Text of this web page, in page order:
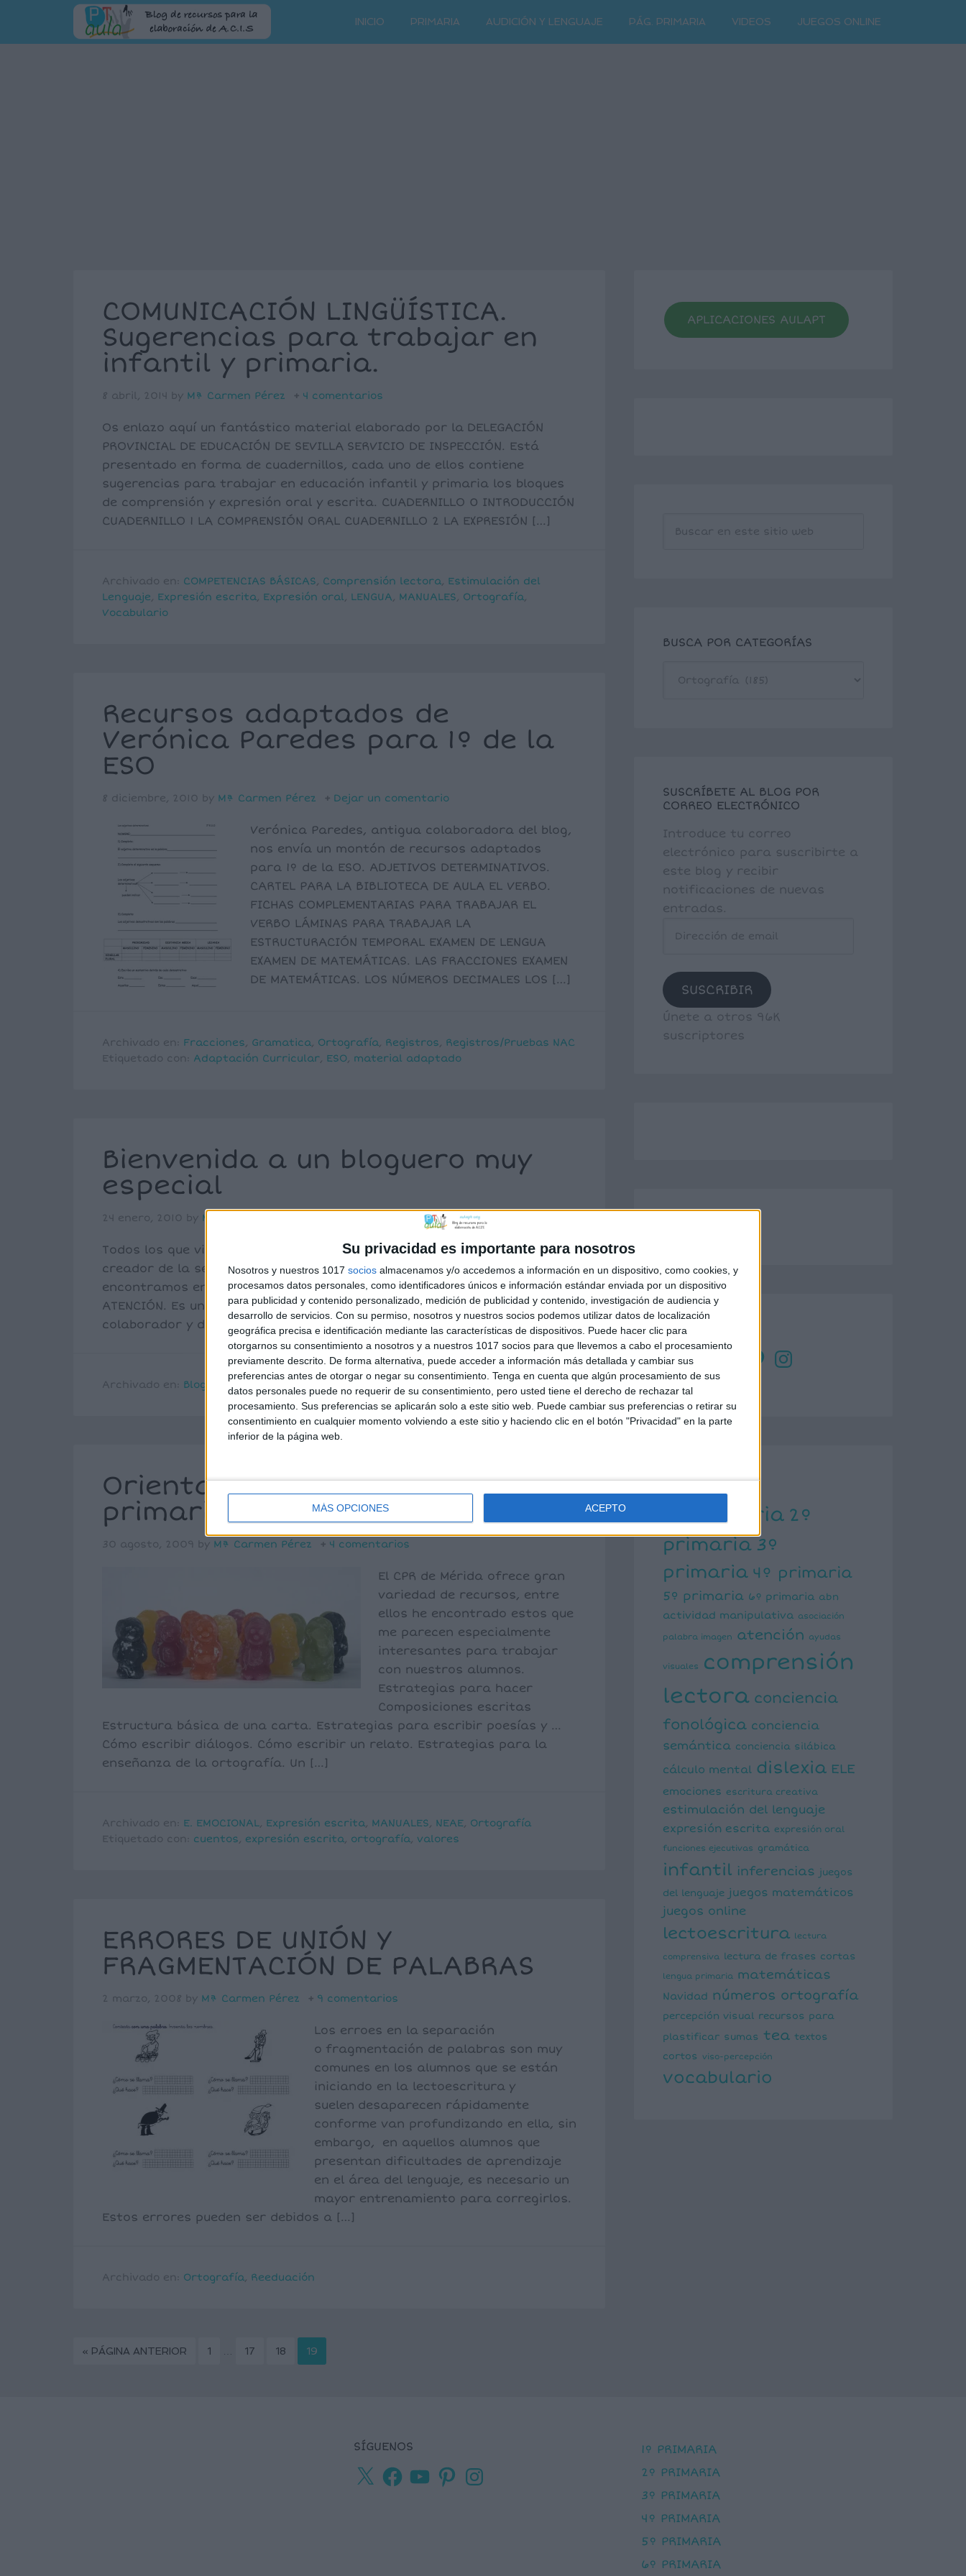
Su privacidad es importante para nosotros
Nosotros y nuestros 1017 socios almacenamos y/o accedemos a información en un dispositivo, como cookies, y
procesamos datos personales, como identificadores únicos e información estándar enviada por un dispositivo
para publicidad y contenido personalizado, medición de publicidad y contenido, investigación de audiencia y
desarrollo de servicios. Con su permiso, nosotros y nuestros socios podemos utilizar datos de localización
geográfica precisa e identificación mediante las características de dispositivos. Puede hacer clic para
otorgarnos su consentimiento a nosotros y a nuestros 1017 socios para que llevemos a cabo el procesamiento
previamente descrito. De forma alternativa, puede acceder a información más detallada y cambiar sus
preferencias antes de otorgar o negar su consentimiento. Tenga en cuenta que algún procesamiento de sus
datos personales puede no requerir de su consentimiento, pero usted tiene el derecho de rechazar tal
procesamiento. Sus preferencias se aplicarán solo a este sitio web. Puede cambiar sus preferencias o retirar su
consentimiento en cualquier momento volviendo a este sitio y haciendo clic en el botón "Privacidad" en la parte
inferior de la página web.
MÁS OPCIONES ACEPTO
INICIO PRIMARIA AUDICIÓN Y LENGUAJE PÁG. PRIMARIA VIDEOS JUEGOS ONLINE
COMUNICACIÓN LINGÜÍSTICA.
Sugerencias para trabajar en
infantil y primaria.
8 abril, 2014 by Mª Carmen Pérez 4 comentarios
Os enlazo aquí un fantástico material elaborado por la DELEGACIÓN
PROVINCIAL DE EDUCACIÓN DE SEVILLA SERVICIO DE INSPECCIÓN. Está
presentado en forma de cuadernillos, cada uno de ellos contiene
sugerencias para trabajar en educación infantil y primaria los bloques
de comprensión y expresión oral y escrita. CUADERNILLO 0 INTRODUCCIÓN
CUADERNILLO 1 LA COMPRENSIÓN ORAL CUADERNILLO 2 LA EXPRESIÓN […]
Archivado en: COMPETENCIAS BÁSICAS, Comprensión lectora, Estimulación del
Lenguaje, Expresión escrita, Expresión oral, LENGUA, MANUALES, Ortografía,
Vocabulario
Recursos adaptados de
Verónica Paredes para 1º de la
ESO
8 diciembre, 2010 by Mª Carmen Pérez Dejar un comentario
Verónica Paredes, antigua colaboradora del blog,
nos envía un montón de recursos adaptados
para 1º de la ESO. ADJETIVOS DETERMINATIVOS.
CARTEL PARA LA BIBLIOTECA DE AULA EL VERBO.
FICHAS COMPLEMENTARIAS PARA TRABAJAR EL
VERBO LÁMINAS PARA TRABAJAR LA
ESTRUCTURACIÓN TEMPORAL EXAMEN DE LENGUA
EXAMEN DE MATEMÁTICAS. LAS FRACCIONES EXAMEN
DE MATEMÁTICAS. LOS NÚMEROS DECIMALES LOS […]
Archivado en: Fracciones, Gramatica, Ortografía, Registros, Registros/Pruebas NAC
Etiquetado con: Adaptación Curricular, ESO, material adaptado
Bienvenida a un bloguero muy
especial
24 enero, 2010 by Mª Carmen Pérez
Todos los que visitáis este blog conocéis ya a Alberto Abarca Fillat,
creador de la sección A-L y de la mayoría de las aplicaciones que
encontramos en LECTODOWN, así como aplicaciones para trabajar la
ATENCIÓN. Es un orgullo para mí poder contar con él como asesor y
colaborador y desde hoy todos podemos visitar su […]
Archivado en: Blogs y Webs Lectoescritura ,Ortografía
Orientaciones y recursos para
primaria CPR MÉRIDA
30 agosto, 2009 by Mª Carmen Pérez 4 comentarios
El CPR de Mérida ofrece gran
variedad de recursos, entre
ellos he encontrado estos que
me parecen especialmente
interesantes para trabajar
con nuestros alumnos.
Estrategias para hacer
Composiciones escritas
Estructura básica de una carta. Estrategias para escribir poesías y …
Cómo escribir diálogos. Cómo escribir un relato. Estrategias para la
enseñanza de la ortografía. Un […]
Archivado en: E. EMOCIONAL, Expresión escrita, MANUALES, NEAE, Ortografía
Etiquetado con: cuentos, expresión escrita, ortografía, valores
ERRORES DE UNIÓN Y
FRAGMENTACIÓN DE PALABRAS
2 marzo, 2008 by Mª Carmen Pérez 9 comentarios
Los erroes en la separación
o fragmentación de palabras son muy
comunes en los alumnos que se están
iniciando en la lectoescritura y
suelen desaparecen rápidamente
conforme van profundizando en ella, sin
embargo, en aquellos alumnos que
presentan dificultades de aprendizaje
en el área del lenguaje, es necesario un
mayor entrenamiento para corregirlos.
Estos errores pueden ser debidos a […]
Archivado en: Ortografía, Reeduación
« PÁGINA ANTERIOR 1 17 18 19
APLICACIONES AULAPT
BUSCA POR CATEGORÍAS
SUSCRÍBETE AL BLOG POR
CORREO ELECTRÓNICO
Introduce tu correo
electrónico para suscribirte a
este blog y recibir
notificaciones de nuevas
entradas.
SUSCRIBIR
Únete a otros 96K
suscriptores
SÍGUENOS
X
Facebook
YouTubePinterestInstagram
ETIQUETAS
1º primaria 2º
primaria 3º
primaria 4º primaria
5º primaria 6º primaria abn
actividad manipulativa asociación
palabra imagen atención ayudas
visuales
comprensión
lectora conciencia
fonológica conciencia
semántica conciencia silábica
cálculo mental dislexia ELE
emociones escritura creativa
estimulación del lenguaje
expresión escrita expresión oral
funciones ejecutivas gramática
infantil inferencias juegos
del lenguaje juegos matemáticos
juegos online
lectoescritura lectura
comprensiva lectura de frases cortas
lengua primaria matemáticas
Navidad números ortografía
percepción visual recursos para
plastificar sumas tea textos
cortos
viso-percepción
vocabulario
SÍGUENOS
X
Facebook
YouTubePinterestInstagram
1º PRIMARIA
2º PRIMARIA
3º PRIMARIA
4º PRIMARIA
5º PRIMARIA
6º PRIMARIA